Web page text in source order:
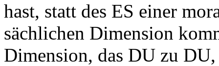
hast, statt des ES einer
sächlichen Dimension
Dimension, das DU zu